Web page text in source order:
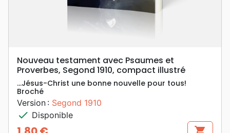
Nouveau testament avec Psaumes et
Proverbes, Segond 1910, compact illustré
…Jésus-Christ une bonne nouvelle pour tous!
Broché
Version : Segond 1910
check Disponible